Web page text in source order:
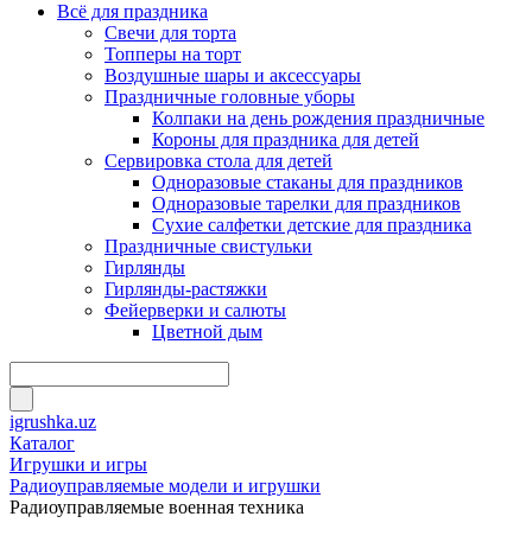
Всё для праздника
Свечи для торта
Топперы на торт
Воздушные шары и аксессуары
Праздничные головные уборы
Колпаки на день рождения праздничные
Короны для праздника для детей
Сервировка стола для детей
Одноразовые стаканы для праздников
Одноразовые тарелки для праздников
Сухие салфетки детские для праздника
Праздничные свистульки
Гирлянды
Гирлянды-растяжки
Фейерверки и салюты
Цветной дым
igrushka.uz
Каталог
Игрушки и игры
Радиоуправляемые модели и игрушки
Радиоуправляемые военная техника